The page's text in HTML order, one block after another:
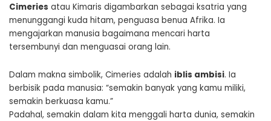
Cimeries atau Kimaris digambarkan sebagai ksatria yang
menunggangi kuda hitam, penguasa benua Afrika. Ia
mengajarkan manusia bagaimana mencari harta
tersembunyi dan menguasai orang lain.
Dalam makna simbolik, Cimeries adalah iblis ambisi. Ia
berbisik pada manusia: “semakin banyak yang kamu miliki,
semakin berkuasa kamu.”
Padahal, semakin dalam kita menggali harta dunia, semakin